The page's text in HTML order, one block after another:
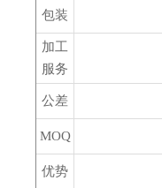
包装
加工
服务
公差
MOQ
优势